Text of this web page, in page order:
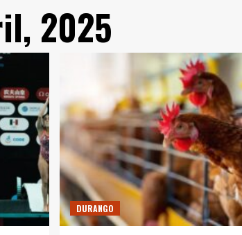
2025
DURANGO